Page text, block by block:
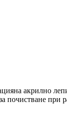
на акрилно
почистване при